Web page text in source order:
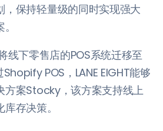
，保持轻量级的同时实现强大
线下零售店的POS系统迁移至
POS，LANE EIGHT能够
方案Stocky，该方案支持线上
存决策。